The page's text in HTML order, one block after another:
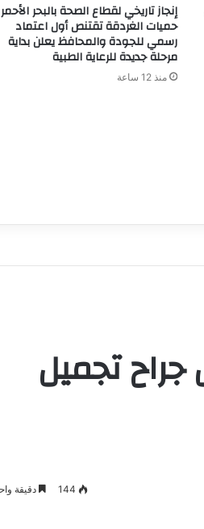
إنجاز تاريخي لقطاع الصحة بالبحر الأحمر
حميات الغردقة تقتنص أول اعتماد
رسمي للجودة والمحافظ يعلن بداية
مرحلة جديدة للرعاية الطبية
منذ 12 ساعة